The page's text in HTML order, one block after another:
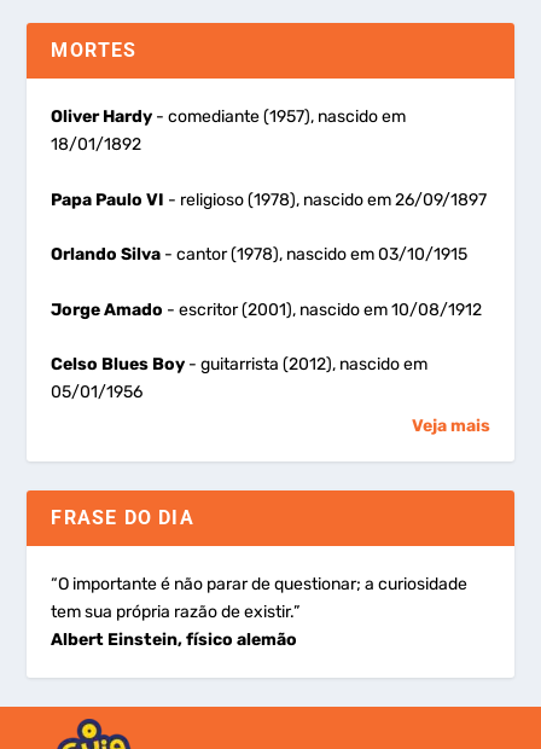
MORTES
Oliver Hardy - comediante (1957), nascido em
18/01/1892
Papa Paulo VI - religioso (1978), nascido em 26/09/1897
Orlando Silva - cantor (1978), nascido em 03/10/1915
Jorge Amado - escritor (2001), nascido em 10/08/1912
Celso Blues Boy - guitarrista (2012), nascido em
05/01/1956
Veja mais
FRASE DO DIA
“O importante é não parar de questionar; a curiosidade
tem sua própria razão de existir.”
Albert Einstein, físico alemão